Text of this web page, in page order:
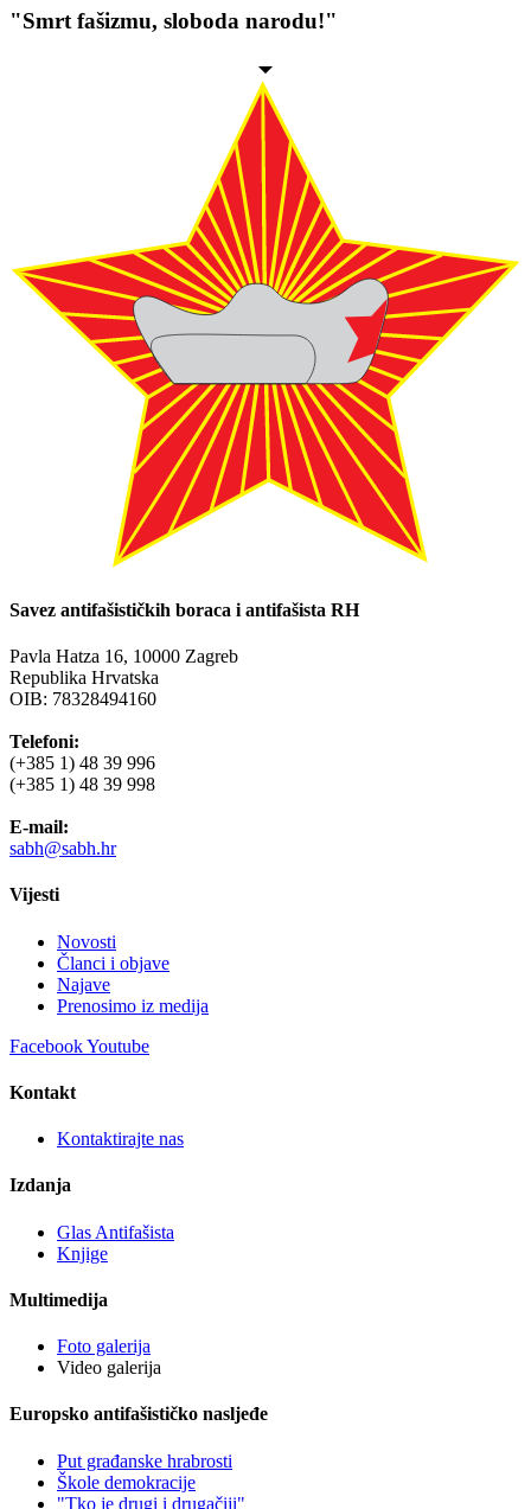
"Smrt fašizmu, sloboda narodu!"
Savez antifašističkih boraca i antifašista RH
Pavla Hatza 16, 10000 Zagreb
Republika Hrvatska
OIB: 78328494160
Telefoni:
(+385 1) 48 39 996
(+385 1) 48 39 998
E-mail:
sabh@sabh.hr
Vijesti
Novosti
Članci i objave
Najave
Prenosimo iz medija
FacebookYoutube
Kontakt
Kontaktirajte nas
Izdanja
Glas Antifašista
Knjige
Multimedija
Foto galerija
Video galerija
Europsko antifašističko nasljeđe
Put građanske hrabrosti
Škole demokracije
"Tko je drugi i drugačiji"